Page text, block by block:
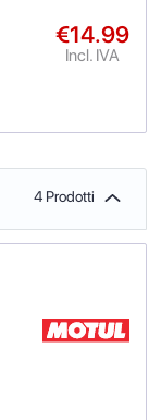
€14.99
Incl. IVA
4 Prodotti